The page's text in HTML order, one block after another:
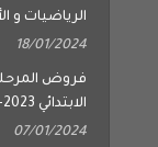
الرياضيات و
18/01/2024
فروض
الابتدائي 2023-2024
07/01/2024